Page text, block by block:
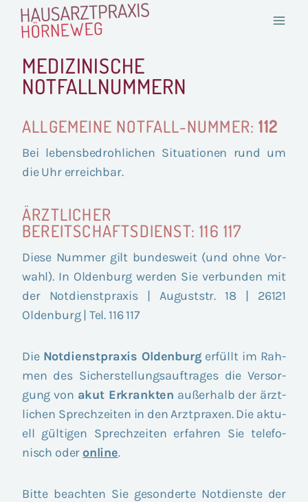
Zum
Inhalt
MEDIZINISCHE
NOTFALLNUMMERN
ALLGEMEINE NOTFALL-NUMMER:112
Bei lebens­be­droh­li­chen Situa­tio­nen rund um
die Uhr erreichbar.
ÄRZTLICHER
BEREITSCHAFTSDIENST: 116 117
Die­se Num­mer gilt bun­des­weit (und ohne Vor­
wahl). In Olden­burg wer­den Sie ver­bun­den mit
der Not­dienst­pra­xis | August­str. 18 | 26121
Olden­burg | Tel. 116 117
Die Not­dienst­pra­xis Olden­burgerfüllt im Rah­
men des Sicher­stel­lungs­auf­tra­ges die Ver­sor­
gung von akut Erkrank­ten außer­halb der ärzt­
li­chen Sprech­zei­ten in den Arzt­pra­xen. Die aktu­
ell gül­ti­gen Sprech­zei­ten erfah­ren Sie tele­fo­
nisch oder online.
Bit­te beach­ten Sie geson­der­te Not­diens­te der